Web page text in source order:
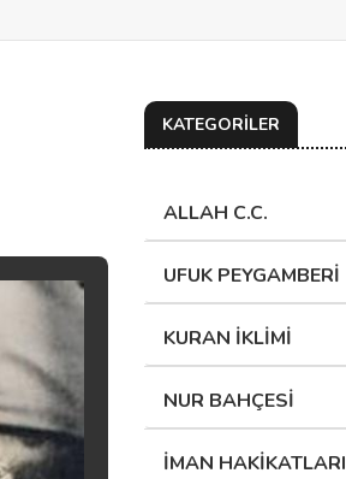
KATEGORİLER
ALLAH C.C.
UFUK PEYGAMBERİ
KURAN İKLİMİ
NUR BAHÇESİ
İMAN HAKİKATLARI